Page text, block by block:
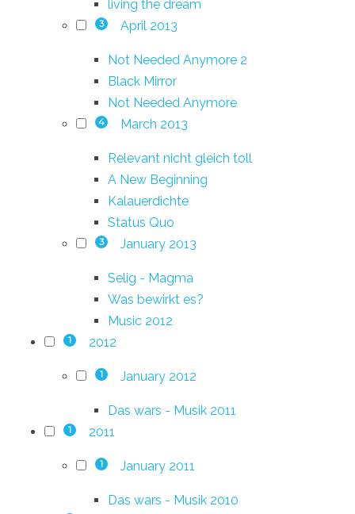
living the dream
3 April 2013
Not Needed Anymore 2
Black Mirror
Not Needed Anymore
4 March 2013
Relevant nicht gleich toll
A New Beginning
Kalauerdichte
Status Quo
3 January 2013
Selig - Magma
Was bewirkt es?
Music 2012
1 2012
1 January 2012
Das wars - Musik 2011
1 2011
1 January 2011
Das wars - Musik 2010